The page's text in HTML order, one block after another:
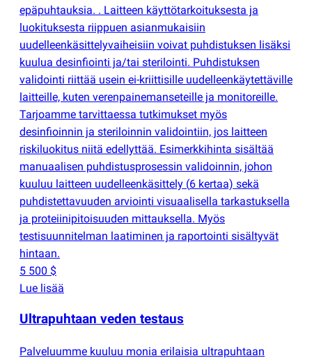
epäpuhtauksia. . Laitteen käyttötarkoituksesta ja
luokituksesta riippuen asianmukaisiin
uudelleenkäsittelyvaiheisiin voivat puhdistuksen lisäksi
kuulua desinfiointi ja/tai sterilointi. Puhdistuksen
validointi riittää usein ei-kriittisille uudelleenkäytettäville
laitteille, kuten verenpainemanseteille ja monitoreille.
Tarjoamme tarvittaessa tutkimukset myös
desinfioinnin ja steriloinnin validointiin, jos laitteen
riskiluokitus niitä edellyttää. Esimerkkihinta sisältää
manuaalisen puhdistusprosessin validoinnin, johon
kuuluu laitteen uudelleenkäsittely (6 kertaa) sekä
puhdistettavuuden arviointi visuaalisella tarkastuksella
ja proteiinipitoisuuden mittauksella. Myös
testisuunnitelman laatiminen ja raportointi sisältyvät
hintaan.
5 500 $
Lue lisää
Ultrapuhtaan veden testaus
Palveluumme kuuluu monia erilaisia ultrapuhtaan